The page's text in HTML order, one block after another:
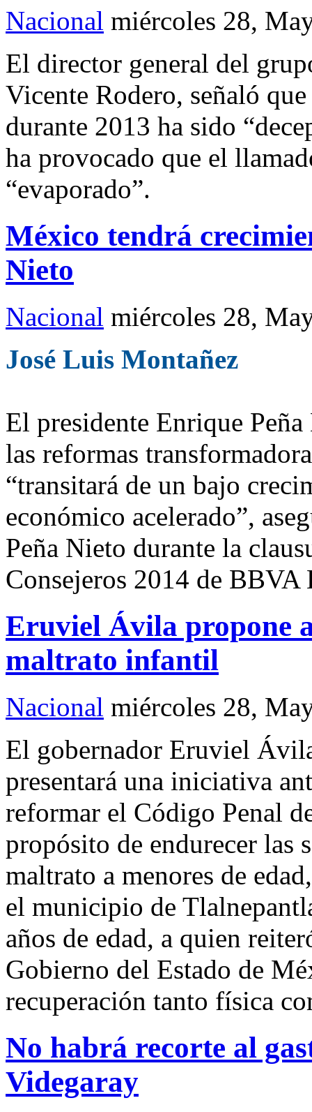
Nacional miércoles 28,
El director general del
Vicente Rodero, señaló
durante 2013 ha sido
ha provocado que el
“evaporado”.
México tendrá
Nieto
Nacional miércoles 28,
José Luis Montañez
El presidente Enrique
las reformas
“transitará de un bajo
económico acelerado”,
Peña Nieto durante la
Consejeros 2014 de BBVA
Eruviel Ávila propone
maltrato infantil
Nacional miércoles 28,
El gobernador Eruviel
presentará una iniciativa
reformar el Código Penal
propósito de endurecer las
maltrato a menores de
el municipio de
años de edad, a quien
Gobierno del Estado de
recuperación tanto física
No habrá recorte al
Videgaray